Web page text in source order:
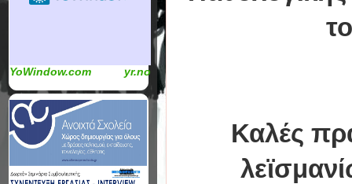
Καλές
YoWindow.com yr.no